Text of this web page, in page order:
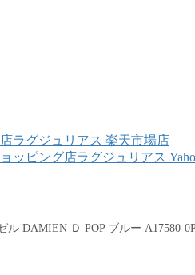
ラグジュリアス 楽天市場店
ラグジュリアス
ル DAMIEN Ｄ POP ブルー A17580-